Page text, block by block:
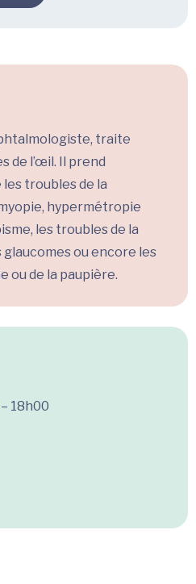
traite
de l’œil. Il prend
troubles de la
hypermétropie
les troubles de la
glaucomes ou encore les
ou de la paupière.
18h00